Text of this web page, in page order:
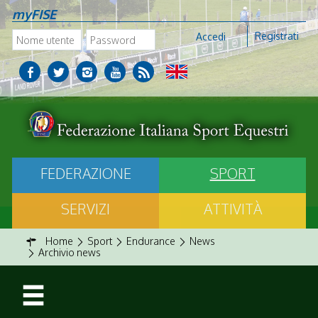
myFISE
Accedi Registrati
FEDERAZIONE
SPORT
SERVIZI
ATTIVITÀ
Home Sport Endurance
News
Archivio news